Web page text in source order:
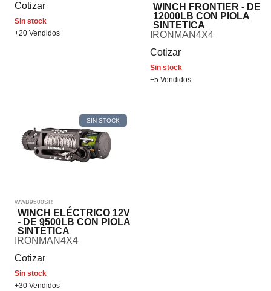
Cotizar
Sin stock
+20 Vendidos
WINCH FRONTIER - DE
12000LB CON PIOLA
SINTETICA
IRONMAN4X4
Cotizar
Sin stock
+5 Vendidos
SIN STOCK
WWB9500SR
WINCH ELÉCTRICO 12V
- DE 9500LB CON PIOLA
SINTÉTICA
IRONMAN4X4
Cotizar
Sin stock
+30 Vendidos